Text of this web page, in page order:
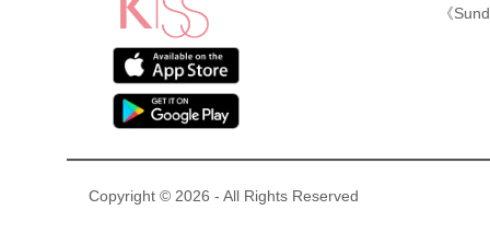
《
Copyright © 2026 - All Rights Reserved